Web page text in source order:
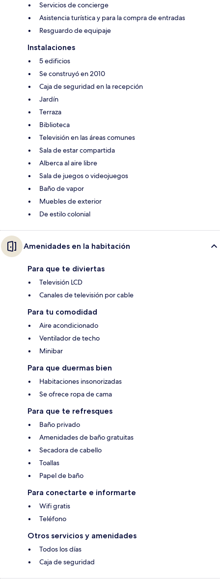
Servicios de concierge
Asistencia turística y para la compra de entradas
Resguardo de equipaje
Instalaciones
5 edificios
Se construyó en 2010
Caja de seguridad en la recepción
Jardín
Terraza
Biblioteca
Televisión en las áreas comunes
Sala de estar compartida
Alberca al aire libre
Sala de juegos o videojuegos
Baño de vapor
Muebles de exterior
De estilo colonial
Amenidades en la habitación
Para que te diviertas
Televisión LCD
Canales de televisión por cable
Para tu comodidad
Aire acondicionado
Ventilador de techo
Minibar
Para que duermas bien
Habitaciones insonorizadas
Se ofrece ropa de cama
Para que te refresques
Baño privado
Amenidades de baño gratuitas
Secadora de cabello
Toallas
Papel de baño
Para conectarte e informarte
Wifi gratis
Teléfono
Otros servicios y amenidades
Todos los días
Caja de seguridad